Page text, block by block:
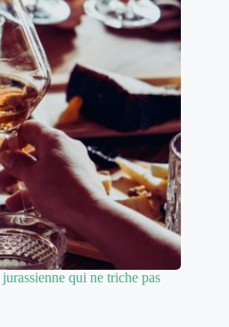
qui ne triche pas